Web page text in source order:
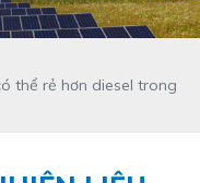
thể rẻ hơn diesel trong